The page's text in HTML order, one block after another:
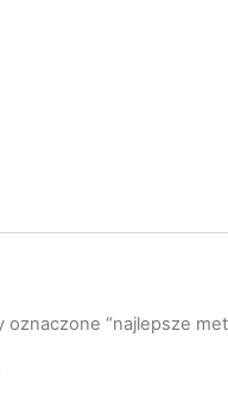
oznaczone “najlepsze